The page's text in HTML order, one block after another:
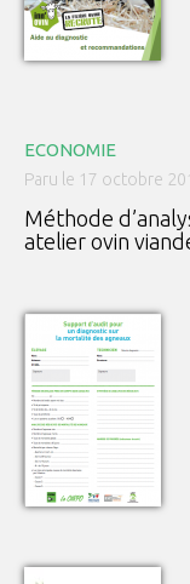
ECONOMIE
Paru le 17 octobre
Méthode
atelier ovin